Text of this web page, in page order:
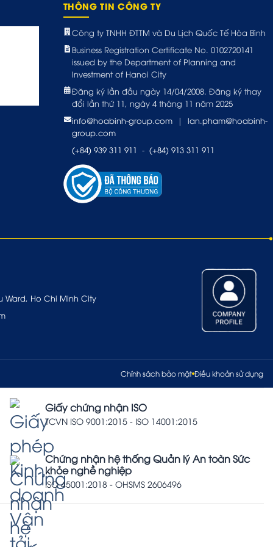
THÔNG TIN CÔNG TY
Công ty TNHH ĐTTM và Du Lịch Quốc Tế Hòa Bình
Business Registration Certificate No. 0102720141
issued by the Department of Planning and
Investment of Hanoi City
Đăng ký lần đầu ngày 14/04/2008. Đăng ký thay
đổi lần thứ 11, ngày 4 tháng 11 năm 2025
info@hoabinh-group.com
|
lan.pham@hoabinh-
group.com
(+84) 939 311 911 - (+84) 913 311 911
Ward, Ho Chi Minh City
Chính sách bảo mật Điều khoản sử dụng
Giấy chứng nhận ISO
TCVN ISO 9001:2015 - ISO 14001:2015
Chứng nhận hệ thống Quản lý An toàn Sức
khỏe nghề nghiệp
ISO 45001:2018 - OHSMS 2606496